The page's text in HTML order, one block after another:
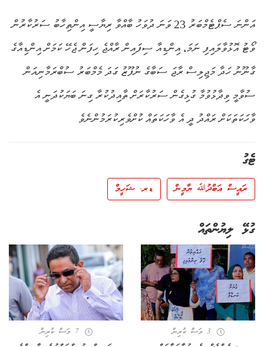
އަންނަ ސެޕްޓެމްބަރު 23 ވަނަ ދުވަހު ބާއްވާ ރިޔާސީ އިންތިހާބު ސަރުކާރުން
ވޯޓު އޮޅުވާލައިފި ނަމަ، އިންޑިއާ ސިފައިން ރާއްޖެ ހިފަން ޖެހޭ ކަމަށް އިންޑިއާގެ
ގާނޫނު ހަދާ މަޖިލިސް ރާޖަ ސަބާގެ ނުފޫޒު ގަދަ މެމްބަރު ސުބްރަމާނިއަން
ސުވާމީ ވިދާޅުވުމާ ގުޅިގެން ސަރުކާރަށް ތާއިދުކުރާ ގިނަ ބަޔަކުދަނީ އެ
ވާހަކަތަކަށް ރައްދު ދީ އެ ވާހަކަތައް ކުށްވެރިކުރަމުންނެވެ
ޓެގު
ރައީސް އަބްދުﷲ ޔާމީން ޑރ. ޝަހީމް
ގުޅޭ ލިޔުންތައް
3 މަސް ކުރިން 7 މަސް ކުރިން